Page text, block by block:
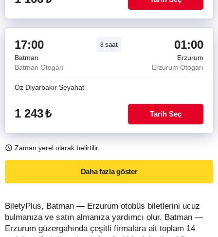
17:00 8 saat 01:00
Batman
Erzurum
Batman Otogarı
Erzurum Otogarı
Öz Diyarbakır Seyahat
1 243₺ Tarih Seç
Zaman yerel olarak belirtilir.
Daha fazla göster
BiletyPlus, Batman — Erzurum otobüs biletlerini ucuz
bulmanıza ve satın almanıza yardımcı olur. Batman —
Erzurum güzergahında çeşitli firmalara ait toplam 14